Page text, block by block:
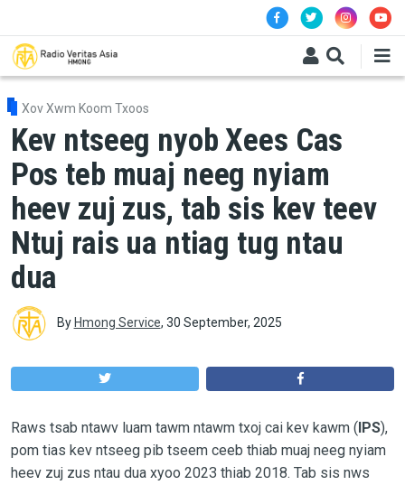
Xov Xwm Koom Txoos
Kev ntseeg nyob Xees Cas
Pos teb muaj neeg nyiam
heev zuj zus, tab sis kev teev
Ntuj rais ua ntiag tug ntau
dua
By Hmong Service, 30 September, 2025
Raws tsab ntawv luam tawm ntawm txoj cai kev kawm (IPS),
pom tias kev ntseeg pib tseem ceeb thiab muaj neeg nyiam
heev zuj zus ntau dua xyoo 2023 thiab 2018. Tab sis nws